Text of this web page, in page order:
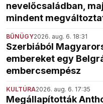
nevelőcsaládban,
mindent
BŰNÜGY2026. aug. 6. 18:31
Szerbiából
embereket egy
embercsempész
KULTÚRA2026. aug. 6. 17:35
Megállapították